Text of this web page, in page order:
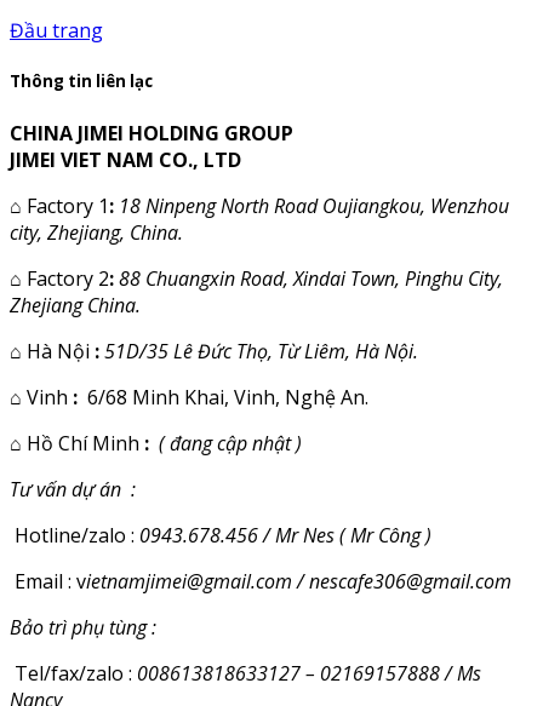
Đầu trang
Thông tin liên lạc
CHINA JIMEI HOLDING GROUP
JIMEI VIET NAM CO., LTD
⌂ Factory 1: 18 Ninpeng North Road Oujiangkou, Wenzhou
city, Zhejiang, China.
⌂ Factory 2:88 Chuangxin Road, Xindai Town, Pinghu City,
Zhejiang China.
⌂ Hà Nội :51D/35 Lê Đức Thọ, Từ Liêm, Hà Nội.
⌂ Vinh : 6/68 Minh Khai, Vinh, Nghệ An.
⌂ Hồ Chí Minh : ( đang cập nhật )
Tư vấn dự án :
Hotline/zalo : 0943.678.456 / Mr Nes ( Mr Công )
Email : vietnamjimei@gmail.com / nescafe306@gmail.com
Bảo trì phụ tùng :
Tel/fax/zalo : 008613818633127 – 02169157888 / Ms
Nancy